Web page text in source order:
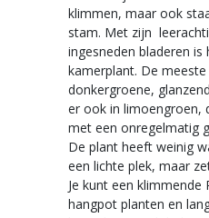
klimmen, maar ook
stam. Met zijn
ingesneden bladeren
kamerplant. De
donkergroene,
er ook in limoengroen,
met een onregelmatig
De plant heeft weinig
een lichte plek, maar
Je kunt een klimmende
hangpot planten en